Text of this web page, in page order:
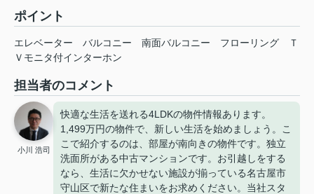
ポイント
エレベーター バルコニー 南面バルコニー フローリング
Ｔ
Ｖモニタ付インターホン
担当者のコメント
小川 浩司
快適な生活を送れる4LDKの物件情報あります。
1,499万円の物件で、新しい生活を始めましょう。こ
こで紹介するのは、部屋が南向きの物件です。独立
洗面所がある中古マンションです。お引越しをする
なら、生活に欠かせない施設が揃っている名古屋市
守山区で新たな住まいをお求めください。当社スタ